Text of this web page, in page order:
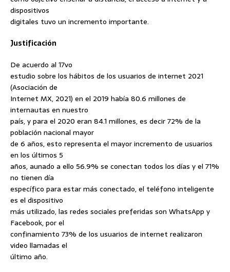
dispositivos
digitales tuvo un incremento importante.
Justificación
De acuerdo al 17vo
estudio sobre los hábitos de los usuarios de internet 2021
(Asociación de
Internet MX, 2021) en el 2019 había 80.6 millones de
internautas en nuestro
país, y para el 2020 eran 84.1 millones, es decir 72% de la
población nacional mayor
de 6 años, esto representa el mayor incremento de usuarios
en los últimos 5
años, aunado a ello 56.9% se conectan todos los días y el 71%
no tienen día
específico para estar más conectado, el teléfono inteligente
es el dispositivo
más utilizado, las redes sociales preferidas son WhatsApp y
Facebook, por el
confinamiento 73% de los usuarios de internet realizaron
video llamadas el
último año.